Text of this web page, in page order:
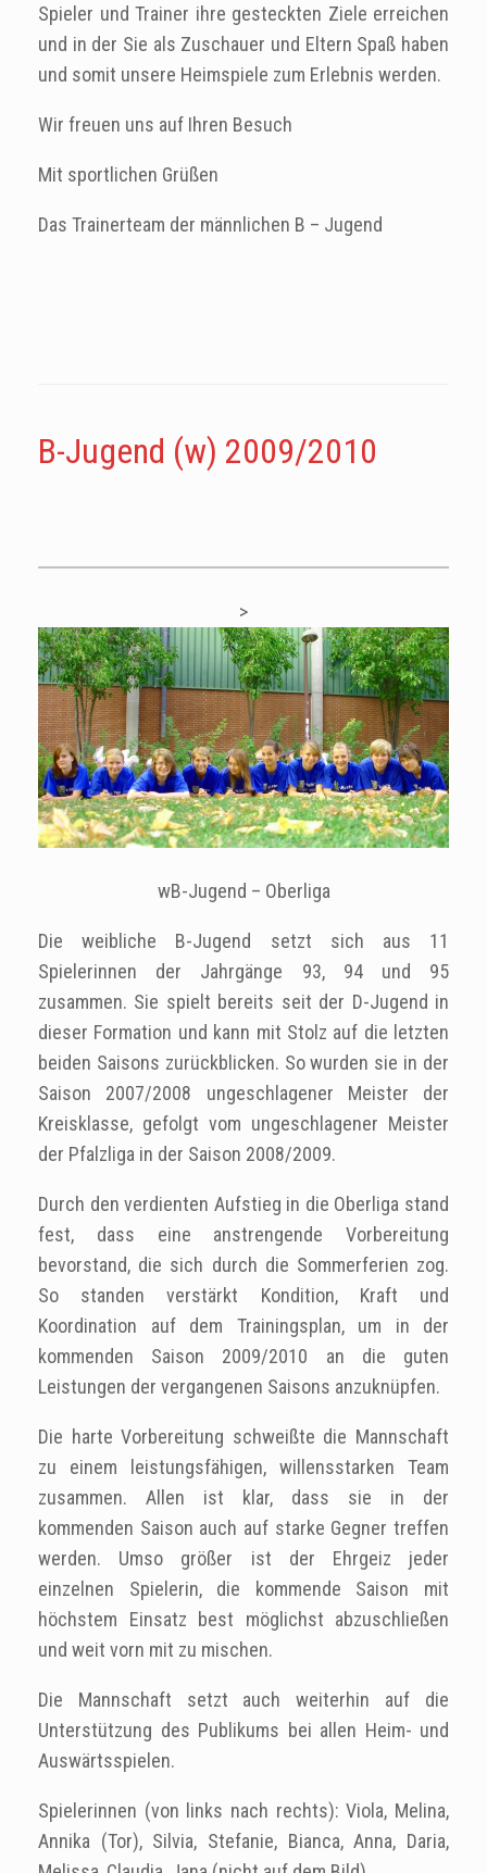
Spieler und Trainer ihre gesteckten Ziele erreichen
und in der Sie als Zuschauer und Eltern Spaß haben
und somit unsere Heimspiele zum Erlebnis werden.
Wir freuen uns auf Ihren Besuch
Mit sportlichen Grüßen
Das Trainerteam der männlichen B – Jugend
B-Jugend (w) 2009/2010
>
wB-Jugend – Oberliga
Die weibliche B-Jugend setzt sich aus 11
Spielerinnen der Jahrgänge 93, 94 und 95
zusammen. Sie spielt bereits seit der D-Jugend in
dieser Formation und kann mit Stolz auf die letzten
beiden Saisons zurückblicken. So wurden sie in der
Saison 2007/2008 ungeschlagener Meister der
Kreisklasse, gefolgt vom ungeschlagener Meister
der Pfalzliga in der Saison 2008/2009.
Durch den verdienten Aufstieg in die Oberliga stand
fest, dass eine anstrengende Vorbereitung
bevorstand, die sich durch die Sommerferien zog.
So standen verstärkt Kondition, Kraft und
Koordination auf dem Trainingsplan, um in der
kommenden Saison 2009/2010 an die guten
Leistungen der vergangenen Saisons anzuknüpfen.
Die harte Vorbereitung schweißte die Mannschaft
zu einem leistungsfähigen, willensstarken Team
zusammen. Allen ist klar, dass sie in der
kommenden Saison auch auf starke Gegner treffen
werden. Umso größer ist der Ehrgeiz jeder
einzelnen Spielerin, die kommende Saison mit
höchstem Einsatz best möglichst abzuschließen
und weit vorn mit zu mischen.
Die Mannschaft setzt auch weiterhin auf die
Unterstützung des Publikums bei allen Heim- und
Auswärtsspielen.
Spielerinnen (von links nach rechts): Viola, Melina,
Annika (Tor), Silvia, Stefanie, Bianca, Anna, Daria,